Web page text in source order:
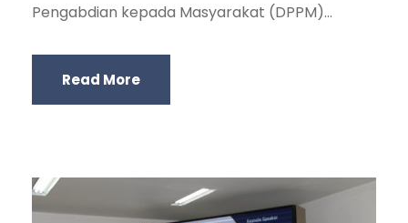
Pengabdian kepada Masyarakat (DPPM)...
Read More